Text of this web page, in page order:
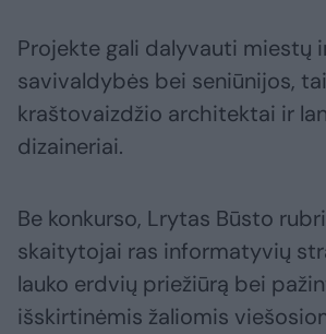
Projekte gali dalyvauti miestų
savivaldybės bei seniūnijos,
kraštovaizdžio architektai ir
dizaineriai.
Be konkurso, Lrytas Būsto
skaitytojai ras informatyvių
lauko erdvių priežiūrą bei
išskirtinėmis žaliomis